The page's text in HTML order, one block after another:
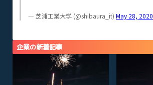
— 芝浦工業大学 (@shibaura_it) May 28, 2020
企業の新着記事